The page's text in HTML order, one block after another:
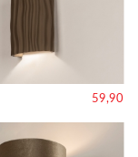
59,90